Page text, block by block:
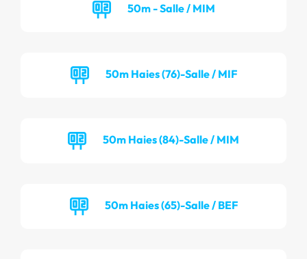
50m - Salle / MIM
50m Haies (76)-Salle / MIF
50m Haies (84)-Salle / MIM
50m Haies (65)-Salle / BEF